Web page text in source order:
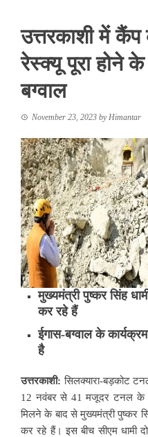
उत्तरकाशी में
रेस्क्यू पूरा होने
बग्वाल
November 23, 2023 byHimantar
मुख्यमंत्री पुष्कर सिंह
कर रहे हैं
ईगास-बग्वाल के
है
उत्तरकाशी: सिलक्यारा-बड़कोट
12 नवंबर से 41 मजूदर टनल के
मिलने के बाद से मुख्यमंत्री पुष्कर
कर रहे हैं। इस बीच सीएम धामी